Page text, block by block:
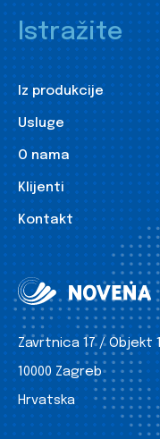
Istražite
Iz produkcije
Usluge
O nama
Klijenti
Kontakt
Zavrtnica 17 / Objekt 1
10000 Zagreb
Hrvatska